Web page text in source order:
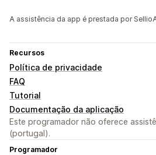
A assistência da app é prestada por
Recursos
Política de privacidade
FAQ
Tutorial
Documentação da aplicação
Este programador não oferece
(portugal).
Programador